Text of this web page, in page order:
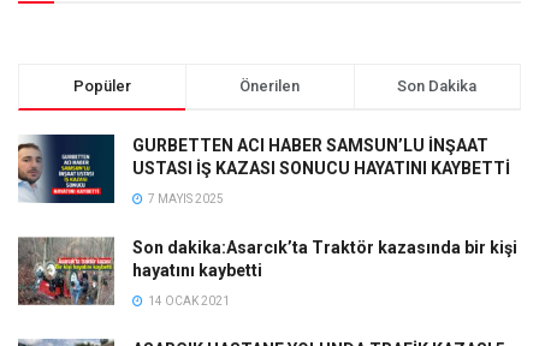
Popüler Önerilen Son Dakika
GURBETTEN ACI HABER SAMSUN’LU İNŞAAT
USTASI İŞ KAZASI SONUCU HAYATINI KAYBETTİ
7 MAYIS 2025
Son dakika:Asarcık’ta Traktör kazasında bir kişi
hayatını kaybetti
14 OCAK 2021